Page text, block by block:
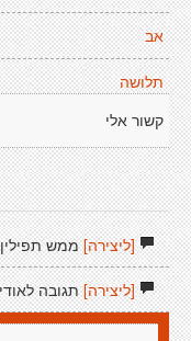
אב
תלושה
קשור אלי
[ליצירה]ממש
[ליצירה]תגובה